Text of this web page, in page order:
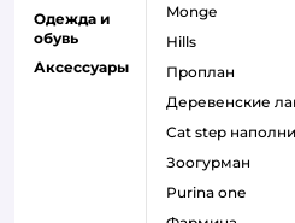
Одежда и
обувь
Аксессуары
monge
hills
проплан
деревенские
cat step
зоогурман
purina one